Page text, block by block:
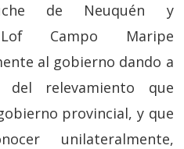
de Neuquén y
Campo Maripe
al gobierno dando a
del relevamiento que
provincial, y que
unilateralmente,